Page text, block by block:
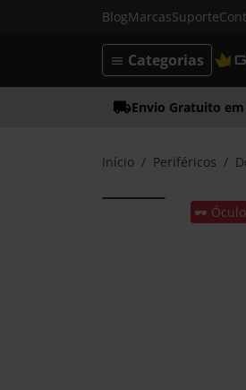
BlogMarcasSuporte
Categorias
Envio Gratuito em
Início Periféricos
🕶️